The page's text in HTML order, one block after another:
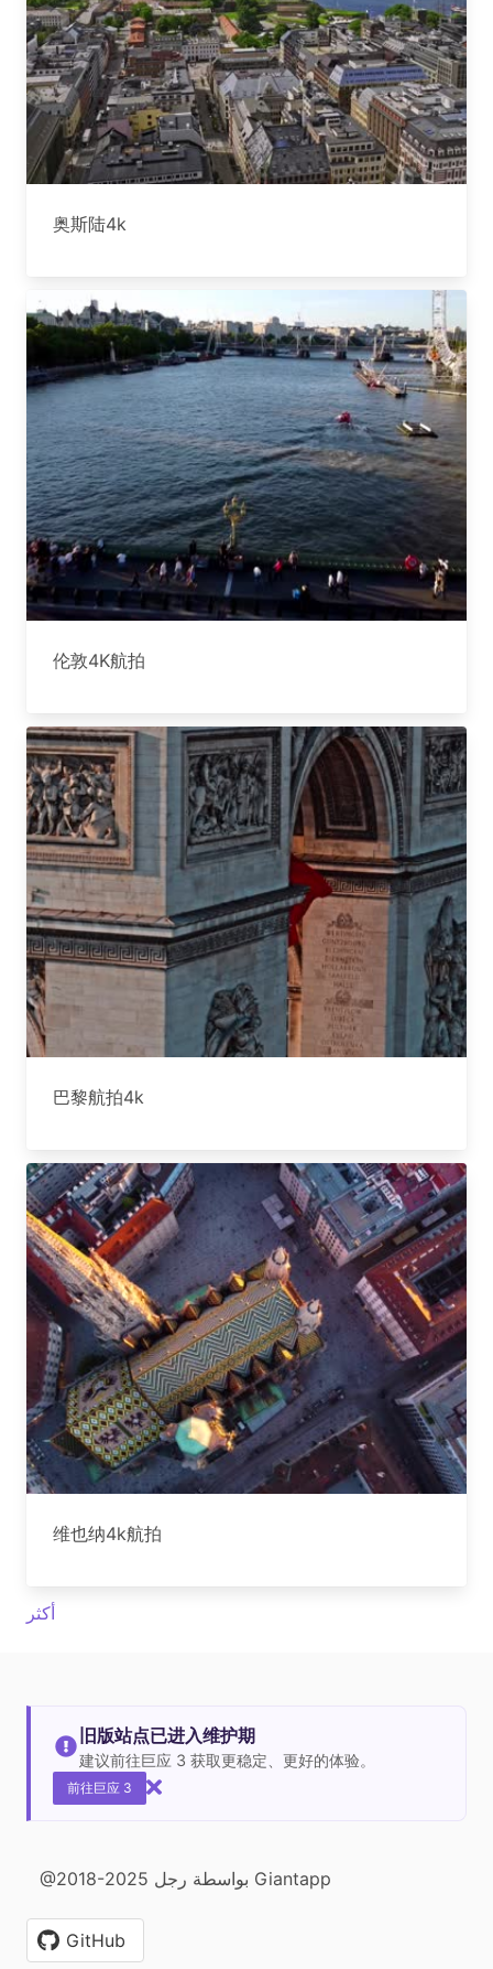
奥斯陆4k
伦敦4K航拍
巴黎航拍4k
维也纳4k航拍
أكثر
旧版站点已进入维护期
建议前往巨应 3 获取更稳定、更好的体验。
前往巨应 3
@2018-2025 بواسطة رجل Giantapp
GitHub